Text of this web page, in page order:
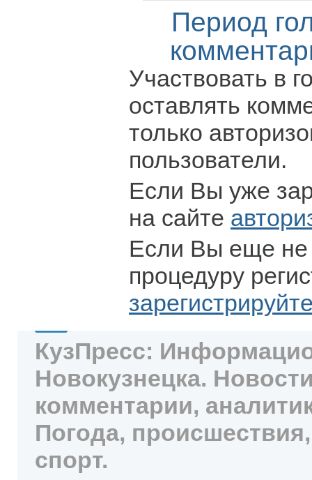
Период
Участвовать в
оставлять
только
пользователи.
Если Вы уже
на сайте
Если Вы еще не
процедуру
КузПресс:
Новокузнецка.
комментарии,
Погода,
спорт.